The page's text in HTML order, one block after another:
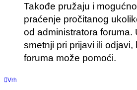
Takođe pružaju i
praćenje pročitanog
od administratora foruma.
smetnji pri prijavi ili
foruma može pomoći.
Vrh